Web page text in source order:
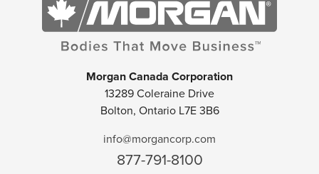
Morgan Canada Corporation
13289 Coleraine Drive
Bolton, Ontario L7E 3B6
info@morgancorp.com
877-791-8100